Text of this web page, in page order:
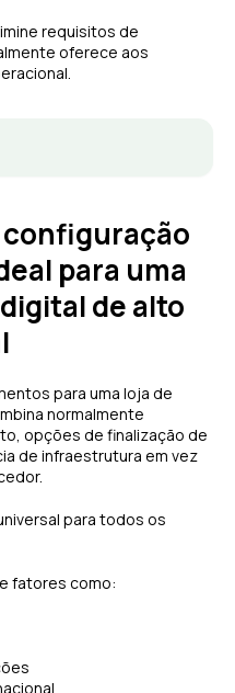
requisitos de
oferece aos
configuração
para uma
de alto
para uma loja de
normalmente
opções de finalização de
de infraestrutura em vez
para todos os
fatores como: